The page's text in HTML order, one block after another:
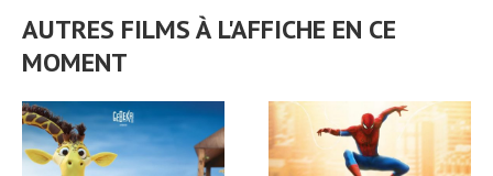
AUTRES FILMS À L'AFFICHE EN CE
MOMENT